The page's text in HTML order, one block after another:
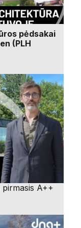
pėdsakai
(PLH
pirmasis A++